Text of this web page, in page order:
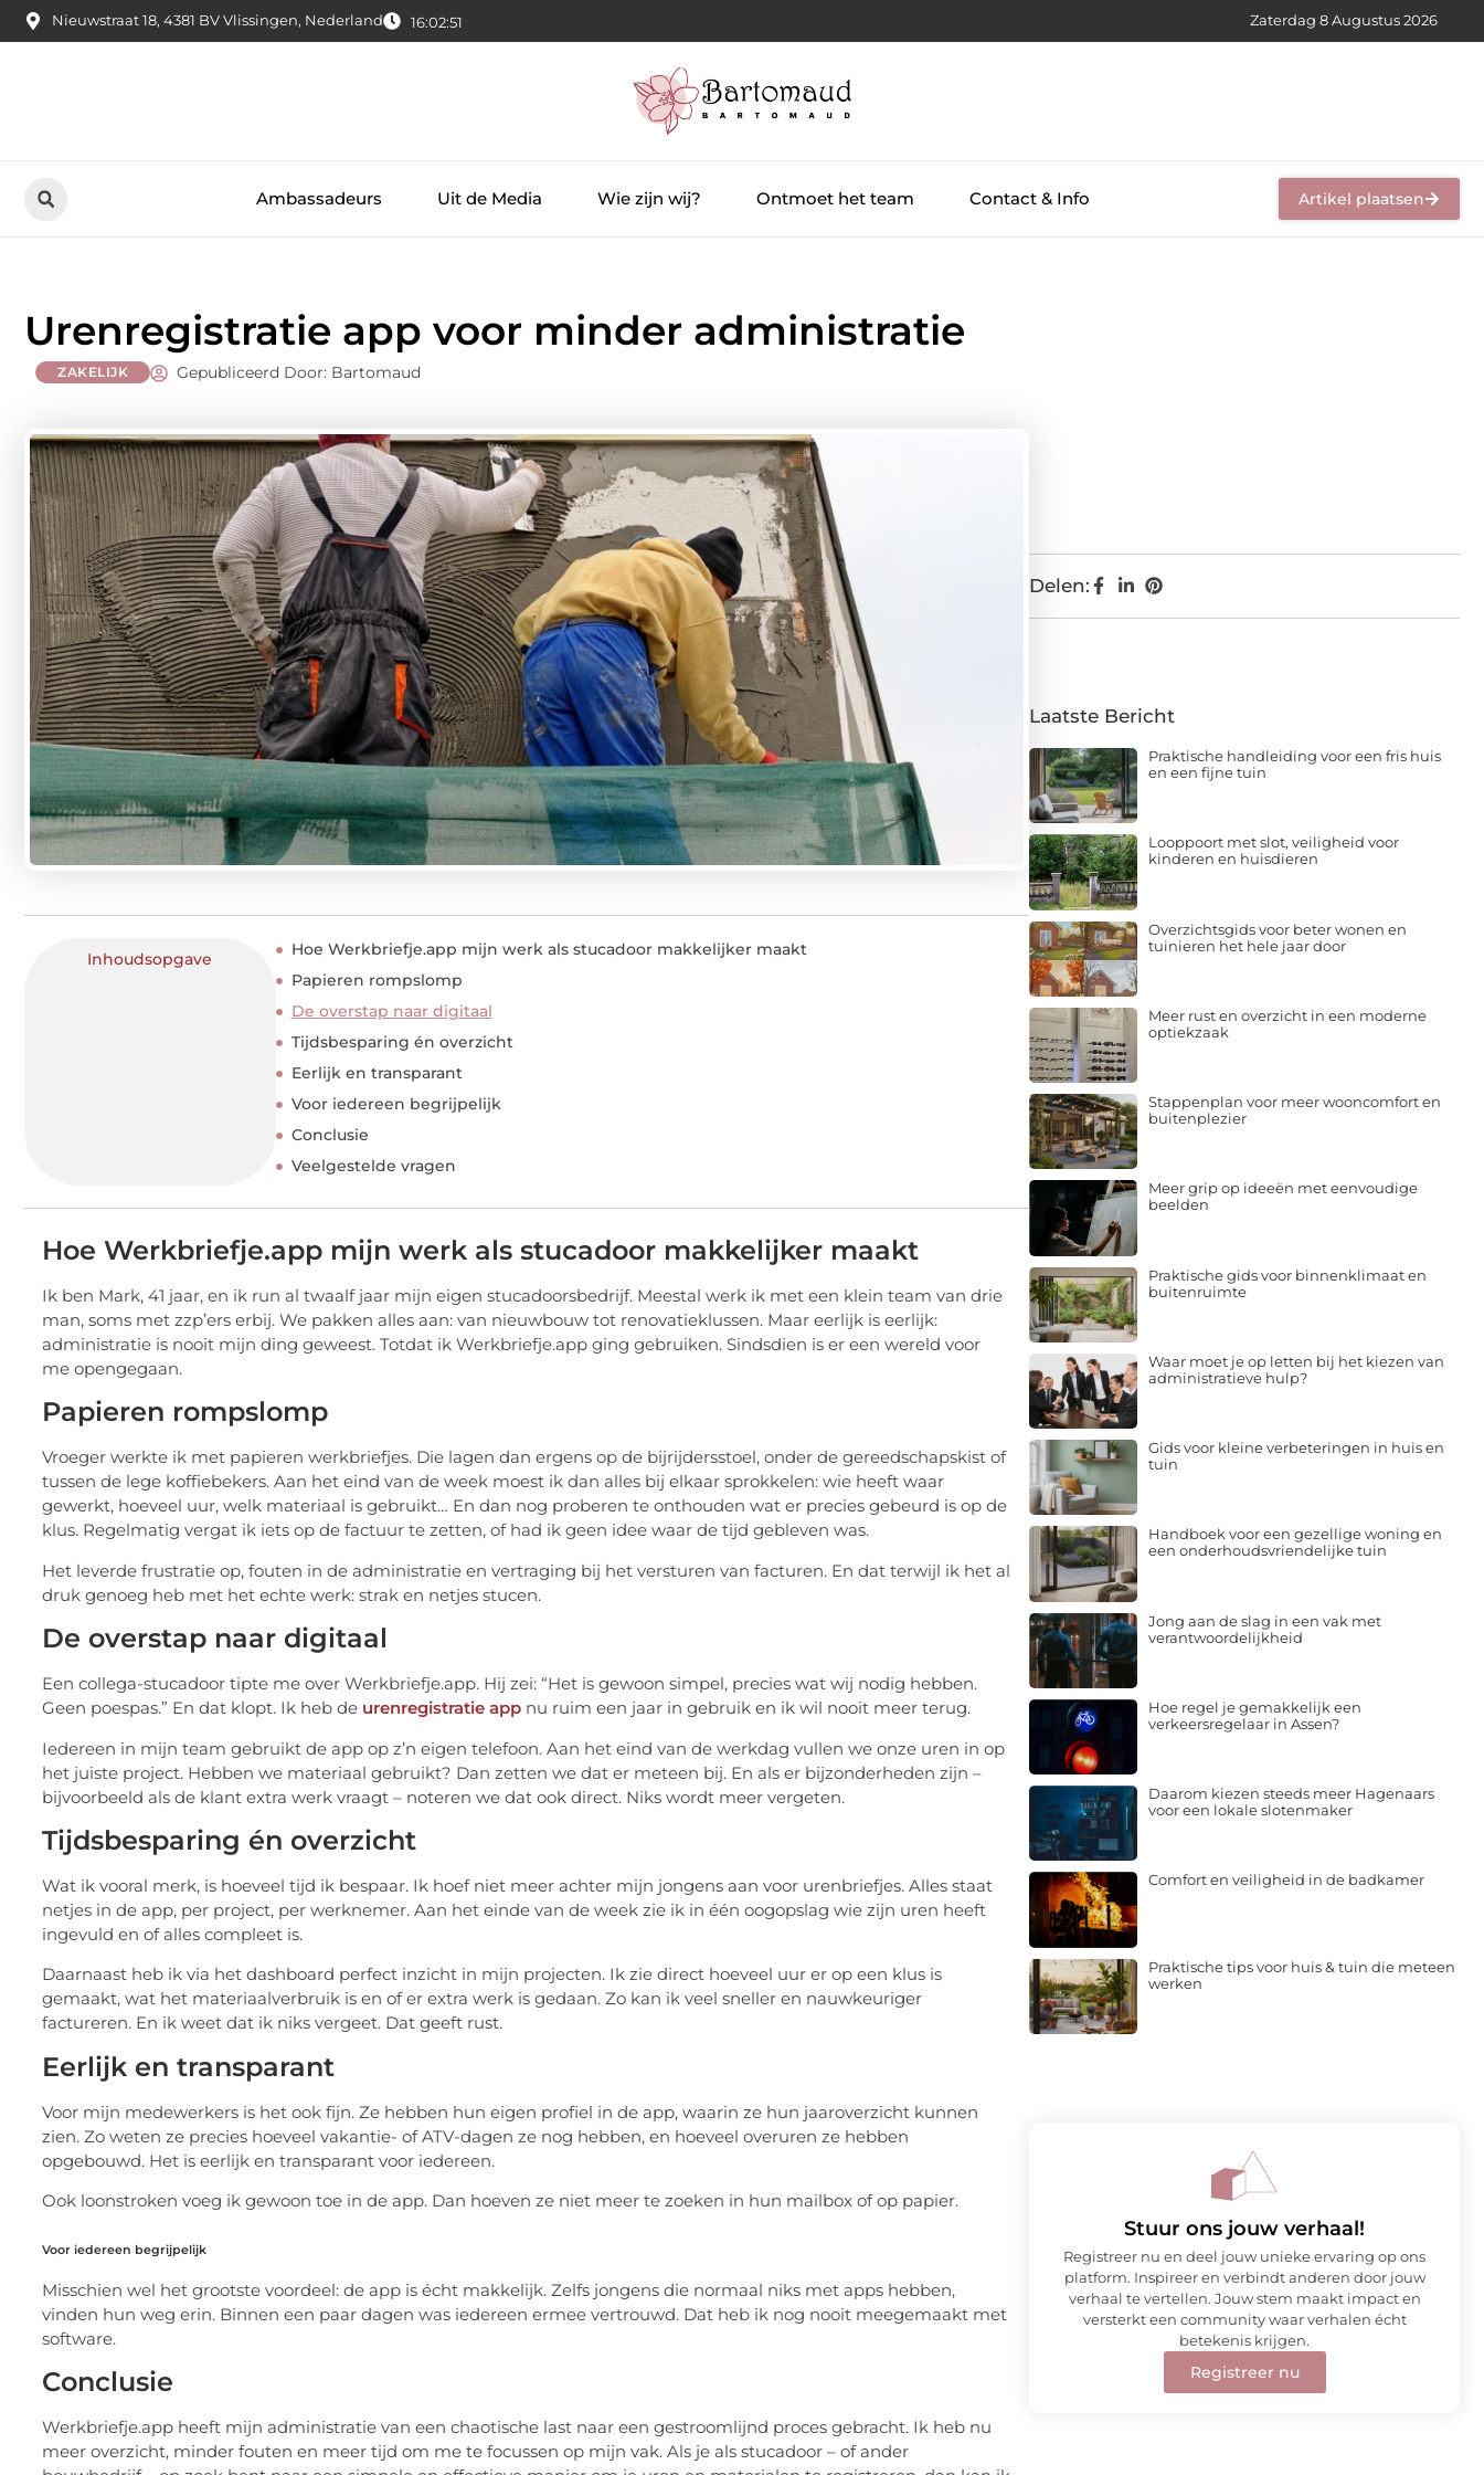
Nieuwstraat 18, 4381 BV Vlissingen, Nederland 16:02:52 Zaterdag 8 Augustus 2026
Ambassadeurs Uit de Media Wie zijn wij? Ontmoet het team Contact & Info Artikel plaatsen
Urenregistratie app voor minder administratie
ZAKELIJK Gepubliceerd Door: Bartomaud
Inhoudsopgave
Hoe Werkbriefje.app mijn werk als stucadoor makkelijker maakt
Papieren rompslomp
De overstap naar digitaal
Tijdsbesparing én overzicht
Eerlijk en transparant
Voor iedereen begrijpelijk
Conclusie
Veelgestelde vragen
Hoe Werkbriefje.app mijn werk als stucadoor makkelijker maakt
Ik ben Mark, 41 jaar, en ik run al twaalf jaar mijn eigen stucadoorsbedrijf. Meestal werk ik met een klein team van drie
man, soms met zzp’ers erbij. We pakken alles aan: van nieuwbouw tot renovatieklussen. Maar eerlijk is eerlijk:
administratie is nooit mijn ding geweest. Totdat ik Werkbriefje.app ging gebruiken. Sindsdien is er een wereld voor
me opengegaan.
Papieren rompslomp
Vroeger werkte ik met papieren werkbriefjes. Die lagen dan ergens op de bijrijdersstoel, onder de gereedschapskist of
tussen de lege koffiebekers. Aan het eind van de week moest ik dan alles bij elkaar sprokkelen: wie heeft waar
gewerkt, hoeveel uur, welk materiaal is gebruikt… En dan nog proberen te onthouden wat er precies gebeurd is op de
klus. Regelmatig vergat ik iets op de factuur te zetten, of had ik geen idee waar de tijd gebleven was.
Het leverde frustratie op, fouten in de administratie en vertraging bij het versturen van facturen. En dat terwijl ik het al
druk genoeg heb met het echte werk: strak en netjes stucen.
De overstap naar digitaal
Een collega-stucadoor tipte me over Werkbriefje.app. Hij zei: “Het is gewoon simpel, precies wat wij nodig hebben.
Geen poespas.” En dat klopt. Ik heb de urenregistratie app nu ruim een jaar in gebruik en ik wil nooit meer terug.
Iedereen in mijn team gebruikt de app op z’n eigen telefoon. Aan het eind van de werkdag vullen we onze uren in op
het juiste project. Hebben we materiaal gebruikt? Dan zetten we dat er meteen bij. En als er bijzonderheden zijn –
bijvoorbeeld als de klant extra werk vraagt – noteren we dat ook direct. Niks wordt meer vergeten.
Tijdsbesparing én overzicht
Wat ik vooral merk, is hoeveel tijd ik bespaar. Ik hoef niet meer achter mijn jongens aan voor urenbriefjes. Alles staat
netjes in de app, per project, per werknemer. Aan het einde van de week zie ik in één oogopslag wie zijn uren heeft
ingevuld en of alles compleet is.
Daarnaast heb ik via het dashboard perfect inzicht in mijn projecten. Ik zie direct hoeveel uur er op een klus is
gemaakt, wat het materiaalverbruik is en of er extra werk is gedaan. Zo kan ik veel sneller en nauwkeuriger
factureren. En ik weet dat ik niks vergeet. Dat geeft rust.
Eerlijk en transparant
Voor mijn medewerkers is het ook fijn. Ze hebben hun eigen profiel in de app, waarin ze hun jaaroverzicht kunnen
zien. Zo weten ze precies hoeveel vakantie- of ATV-dagen ze nog hebben, en hoeveel overuren ze hebben
opgebouwd. Het is eerlijk en transparant voor iedereen.
Ook loonstroken voeg ik gewoon toe in de app. Dan hoeven ze niet meer te zoeken in hun mailbox of op papier.
Voor iedereen begrijpelijk
Misschien wel het grootste voordeel: de app is écht makkelijk. Zelfs jongens die normaal niks met apps hebben,
vinden hun weg erin. Binnen een paar dagen was iedereen ermee vertrouwd. Dat heb ik nog nooit meegemaakt met
software.
Conclusie
Werkbriefje.app heeft mijn administratie van een chaotische last naar een gestroomlijnd proces gebracht. Ik heb nu
meer overzicht, minder fouten en meer tijd om me te focussen op mijn vak. Als je als stucadoor – of ander
Delen:
Laatste Bericht
Praktische handleiding voor een fris huis
en een fijne tuin
Looppoort met slot, veiligheid voor
kinderen en huisdieren
Overzichtsgids voor beter wonen en
tuinieren het hele jaar door
Meer rust en overzicht in een moderne
optiekzaak
Stappenplan voor meer wooncomfort en
buitenplezier
Meer grip op ideeën met eenvoudige
beelden
Praktische gids voor binnenklimaat en
buitenruimte
Waar moet je op letten bij het kiezen van
administratieve hulp?
Gids voor kleine verbeteringen in huis en
tuin
Handboek voor een gezellige woning en
een onderhoudsvriendelijke tuin
Jong aan de slag in een vak met
verantwoordelijkheid
Hoe regel je gemakkelijk een
verkeersregelaar in Assen?
Daarom kiezen steeds meer Hagenaars
voor een lokale slotenmaker
Comfort en veiligheid in de badkamer
Praktische tips voor huis & tuin die meteen
werken
Stuur ons jouw verhaal!
Registreer nu en deel jouw unieke ervaring op ons
platform. Inspireer en verbindt anderen door jouw
verhaal te vertellen. Jouw stem maakt impact en
versterkt een community waar verhalen écht
betekenis krijgen.
Registreer nu